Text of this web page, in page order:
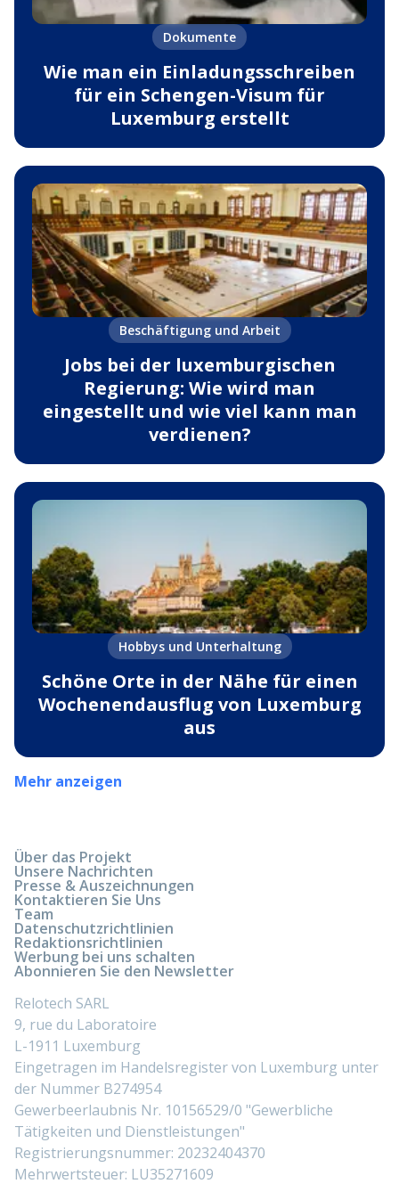
Dokumente
Wie man ein Einladungsschreiben
für ein Schengen-Visum für
Luxemburg erstellt
Beschäftigung und Arbeit
Jobs bei der luxemburgischen
Regierung: Wie wird man
eingestellt und wie viel kann man
verdienen?
Hobbys und Unterhaltung
Schöne Orte in der Nähe für einen
Wochenendausflug von Luxemburg
aus
Mehr anzeigen
Über das Projekt
Unsere Nachrichten
Presse & Auszeichnungen
Kontaktieren Sie Uns
Team
Datenschutzrichtlinien
Redaktionsrichtlinien
Werbung bei uns schalten
Abonnieren Sie den Newsletter
Relotech SARL
9, rue du Laboratoire
L-1911 Luxemburg
Eingetragen im Handelsregister von Luxemburg unter
der Nummer B274954
Gewerbeerlaubnis Nr. 10156529/0 "Gewerbliche
Tätigkeiten und Dienstleistungen"
Registrierungsnummer: 20232404370
Mehrwertsteuer: LU35271609